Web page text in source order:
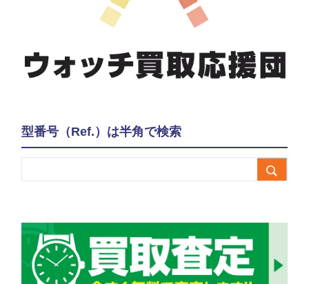
型番号（Ref.）は半角で検索
